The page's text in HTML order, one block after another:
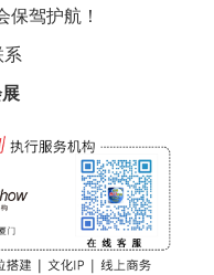
保驾护航！
系